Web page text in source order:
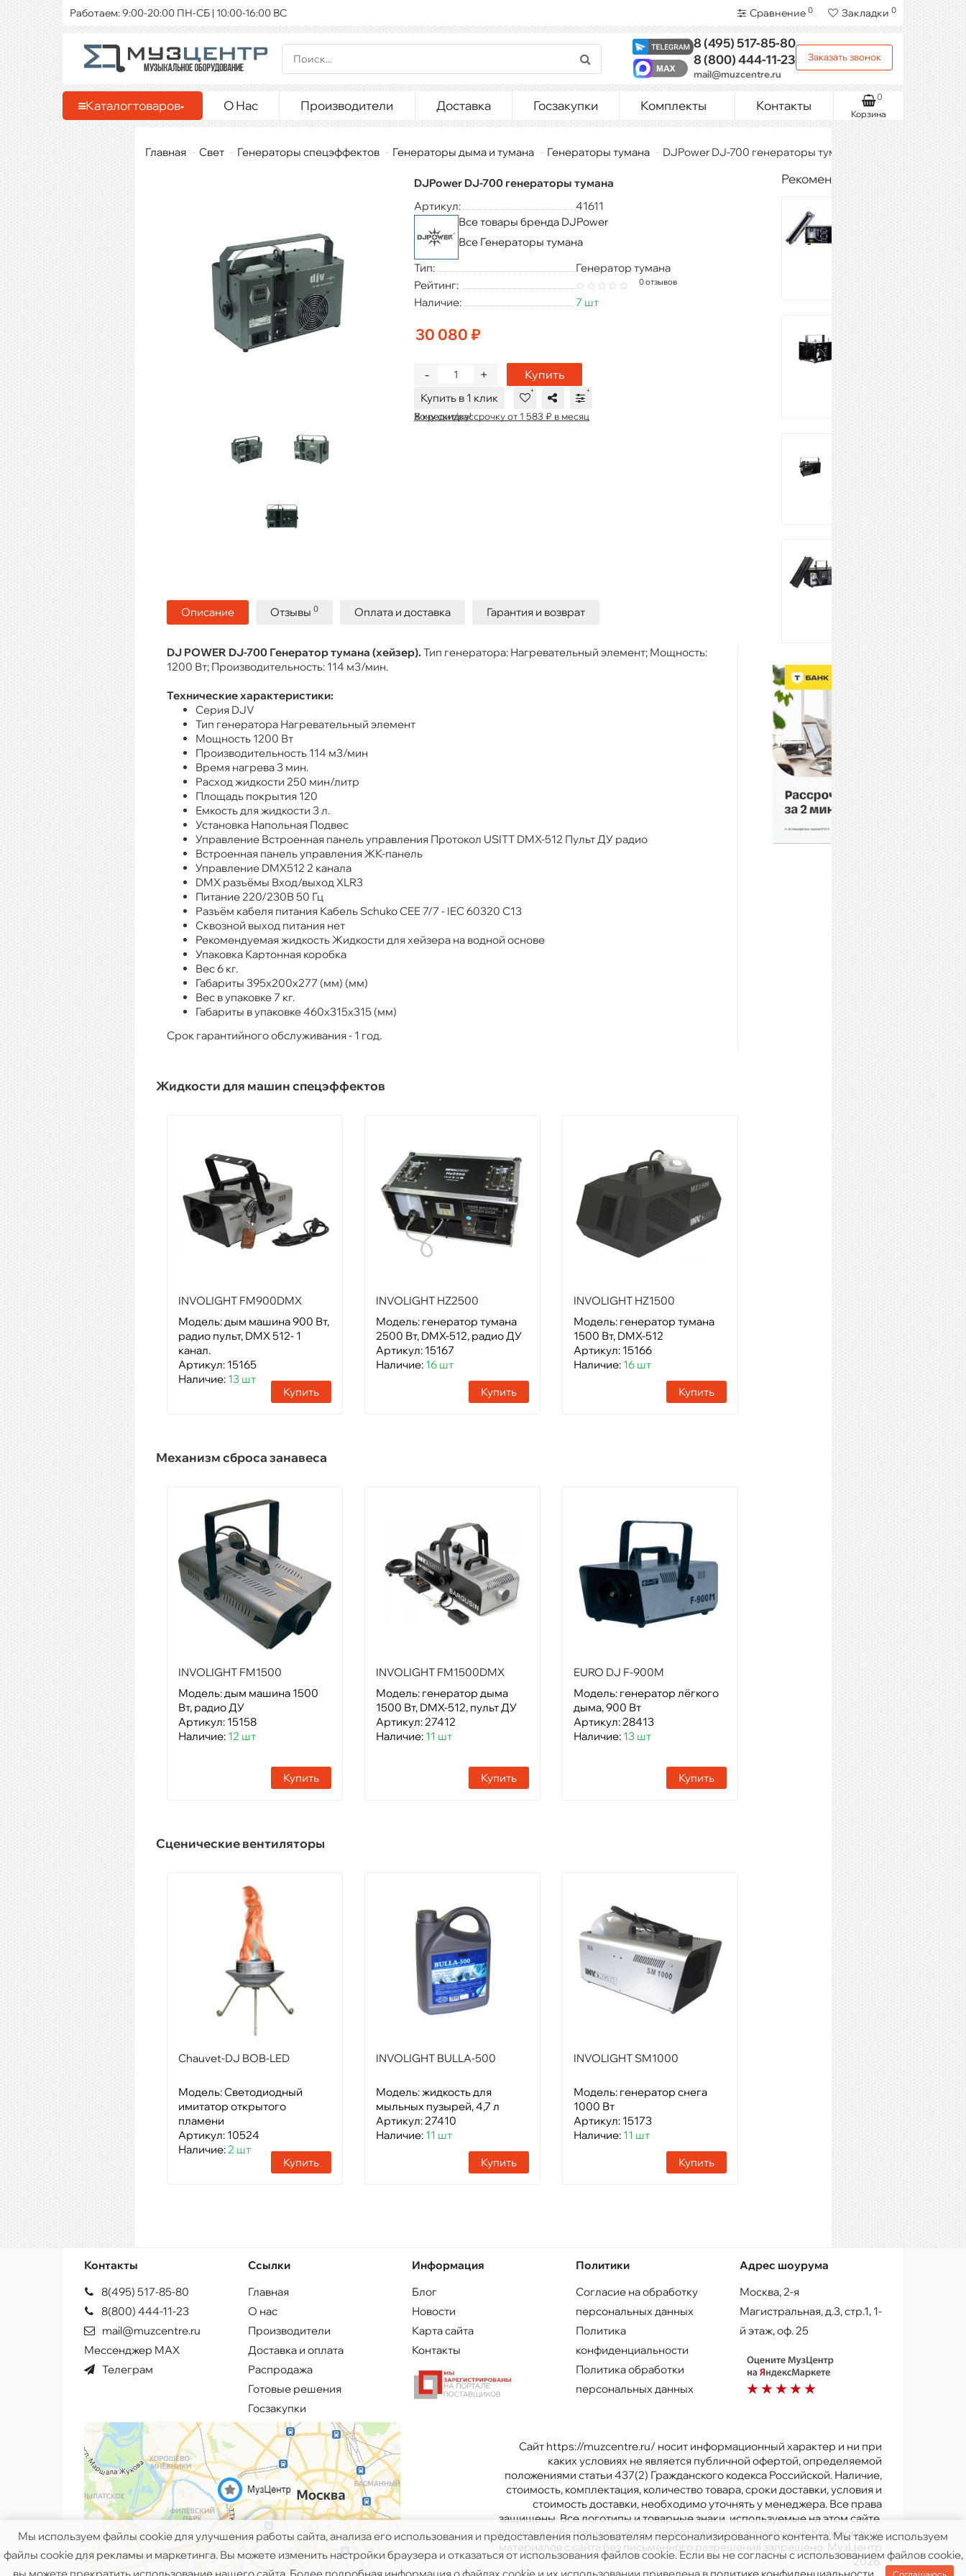
Работаем: 9:00-20:00 ПН-СБ | 10:00-16:00 ВС Сравнение 0 Закладки 0
8 (495)517-85-80
8 (800)444-11-23
mail@muzcentre.ru
Заказать звонок
Каталогтоваров О Нас Производители Доставка Госзакупки Комплекты Контакты
Корзина
0
Главная Свет Генераторы спецэффектов Генераторы дыма и тумана Генераторы тумана DJPower DJ-700 генераторы тумана
DJPower DJ-700 генераторы тумана
Артикул:
41611
Все товары бренда DJPower
Все Генераторы тумана
Тип:
Генератор тумана
Рейтинг:
0 отзывов
Наличие: 7 шт
30 080 ₽
+
- Купить
Купить в 1 клик
В кредит/рассрочку от 1 583 ₽ в месяц
Хочу скидку!
Описание Отзывы 0 Оплата и доставка Гарантия и возврат
DJ POWER DJ-700 Генератор тумана (хейзер). Тип генератора: Нагревательный элемент; Мощность:
1200 Вт; Производительность: 114 м3/мин.
Технические характеристики:
Серия DJV
Тип генератора Нагревательный элемент
Мощность 1200 Вт
Производительность 114 м3/мин
Время нагрева 3 мин.
Расход жидкости 250 мин/литр
Площадь покрытия 120
Емкость для жидкости 3 л.
Установка Напольная Подвес
Управление Встроенная панель управления Протокол USITT DMX-512 Пульт ДУ радио
Встроенная панель управления ЖК-панель
Управление DMX512 2 канала
DMX разъёмы Вход/выход XLR3
Питание 220/230В 50 Гц
Разъём кабеля питания Кабель Schuko CEE 7/7 - IEC 60320 C13
Сквозной выход питания нет
Рекомендуемая жидкость Жидкости для хейзера на водной основе
Упаковка Картонная коробка
Вес 6 кг.
Габариты 395х200х277 (мм) (мм)
Вес в упаковке 7 кг.
Габариты в упаковке 460х315х315 (мм)
Срок гарантийного обслуживания - 1 год.
Жидкости для машин спецэффектов
INVOLIGHT FM900DMX
Модель: дым машина 900 Вт,
радио пульт, DMX 512- 1
канал.
Артикул: 15165
Наличие: 13 шт
Купить
INVOLIGHT HZ2500
Модель: генератор тумана
2500 Вт, DMX-512, радио ДУ
Артикул: 15167
Наличие: 16 шт
Купить
INVOLIGHT HZ1500
Модель: генератор тумана
1500 Вт, DMX-512
Артикул: 15166
Наличие: 16 шт
Купить
Механизм сброса занавеса
INVOLIGHT FM1500
Модель: дым машина 1500
Вт, радио ДУ
Артикул: 15158
Наличие: 12 шт
Купить
INVOLIGHT FM1500DMX
Модель: генератор дыма
1500 Вт, DMX-512, пульт ДУ
Артикул: 27412
Наличие: 11 шт
Купить
EURO DJ F-900M
Модель: генератор лёгкого
дыма, 900 Вт
Артикул: 28413
Наличие: 13 шт
Купить
Сценические вентиляторы
Chauvet-DJ BOB-LED
Модель: Светодиодный
имитатор открытого
пламени
Артикул: 10524
Наличие:2 шт
Купить
INVOLIGHT BULLA-500
Модель: жидкость для
мыльных пузырей, 4,7 л
Артикул: 27410
Наличие: 11 шт
Купить
INVOLIGHT SM1000
Модель: генератор снега
1000 Вт
Артикул: 15173
Наличие: 11 шт
Купить
Рекомендуемые товары
Контакты
8(495) 517-85-80
8(800) 444-11-23
mail@muzcentre.ru
Мессенджер MAX
Телеграм
Ссылки
Главная
О нас
Производители
Доставка и оплата
Распродажа
Готовые решения
Госзакупки
Информация
Блог
Новости
Карта сайта
Контакты
Политики
Согласие на обработку
персональных данных
Политика
конфиденциальности
Политика обработки
персональных данных
Адрес шоурума
Москва, 2-я
Магистральная, д.3, стр.1, 1-
й этаж, оф. 25
Сайт https://muzcentre.ru/ носит информационный характер и ни при
каких условиях не является публичной офертой, определяемой
положениями статьи 437(2) Гражданского кодекса Российской. Наличие,
стоимость, комплектация, количество товара, сроки доставки, условия и
стоимость доставки, необходимо уточнять у менеджера. Все права
защищены. Все логотипы и товарные знаки, используемые на этом сайте,
являются собственностью их соответствующих владельцев. Копирование
материалов с сайта без письменного разрешения запрещено. МузЦентр
2026.
Мы используем файлы cookie для улучшения работы сайта, анализа его использования и предоставления пользователям персонализированного контента. Мы также используем
файлы cookie для рекламы и маркетинга. Вы можете изменить настройки браузера и отказаться от использования файлов cookie. Если вы не согласны с использованием файлов cookie,